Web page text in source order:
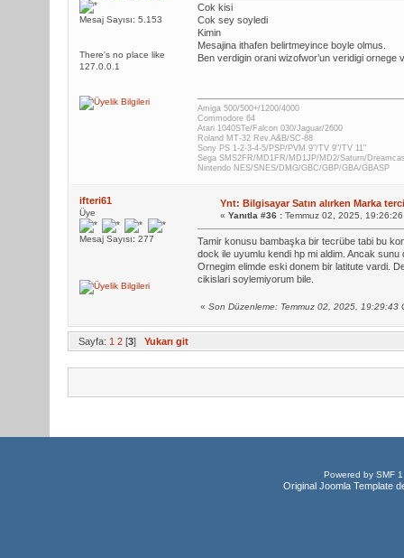
Mesaj Sayısı: 5.153
There's no place like
127.0.0.1
Cok kisi
Cok sey soyledi
Kimin
Mesajina ithafen belirtmeyince boyle olmus.
Ben verdigin orani wizofwor’un veridigi ornege
Amiga 500/500+/1200/4000
Commodore 64
Atari 1040STe/Falcon 030/Jaguar/2600
Roland MT-32 Rev.A&B/SC-88
Sony PS 1-2-3-4-5/PSP/PVM 9"/TV 9"/TV 11"
Sega SMS2FR/MD1FR/MD1JP/MD2/Saturn/
Nintendo NES/SNES/DMG/GBC/GBP/GBA/GBASP
ifteri61
Üye
Mesaj Sayısı: 277
Ynt: Bilgisayar Satın alırken Marka
« Yanıtla #36 :Temmuz 02, 2025,
Tamir konusu bambaşka bir tecrübe tabi bu
dock ile uyumlu kendi hp mi aldim. Ancak
Ornegim elimde eski donem bir latitute vardi.
cikislari soylemiyorum bile.
« Son Düzenleme: Temmuz 02, 2025, 19:29:43
Sayfa: 1 2 [3] Yukarı git
Powered by SMF
Original Joomla Template